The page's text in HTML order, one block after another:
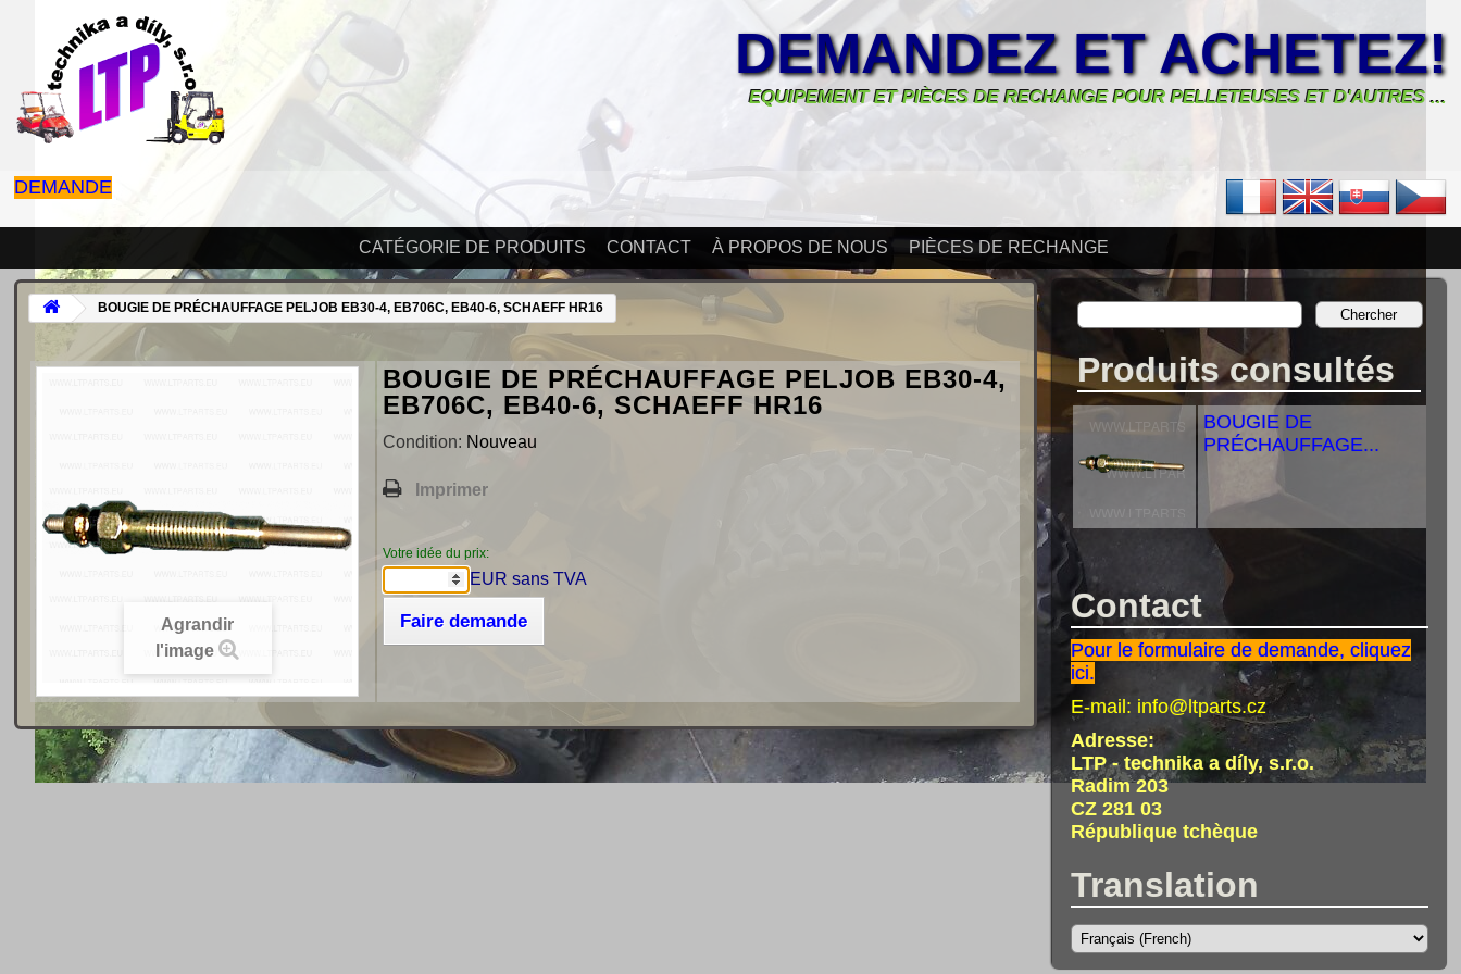
DEMANDEZ ET ACHETEZ!
EQUIPEMENT ET PIÈCES DE RECHANGE POUR PELLETEUSES ET D'AUTRES ...
DEMANDE
CATÉGORIE DE PRODUITS CONTACT À PROPOS DE NOUS PIÈCES DE RECHANGE
Produits consultés
BOUGIE DE
PRÉCHAUFFAGE...
Contact
Pour le formulaire de demande, cliquez
ici.
E-mail: info@ltparts.cz
Adresse:
LTP - technika a díly, s.r.o.
Radim 203
CZ 281 03
République tchèque
Translation
BOUGIE DE PRÉCHAUFFAGE PELJOB EB30-4, EB706C, EB40-6, SCHAEFF HR16
Agrandir
l'image
BOUGIE DE PRÉCHAUFFAGE PELJOB EB30-4,
EB706C, EB40-6, SCHAEFF HR16
Condition: Nouveau
Imprimer
Votre idée du prix:
EUR sans TVA
Faire demande